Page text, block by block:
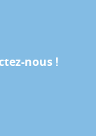
nous !